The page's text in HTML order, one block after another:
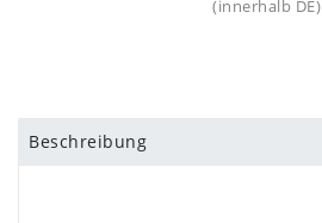
(innerhalb DE)
Beschreibung